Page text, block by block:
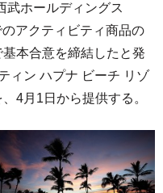
ホールディングス
アクティビティ商品の
本合意を締結したと発
ィン ハプナ ビーチ リゾ
4月1日から提供する。